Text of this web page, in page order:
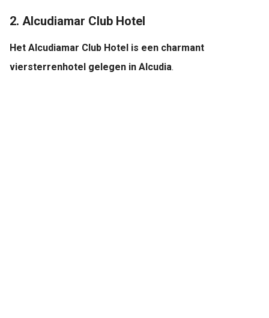
2. Alcudiamar Club Hotel
Het Alcudiamar Club Hotel is een charmant
viersterrenhotel gelegen in Alcudia.